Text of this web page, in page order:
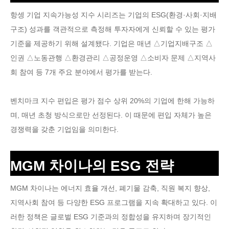
항셍 기업 지속가능성 지수 시리즈는 기업의 ESG(환경·사회·지배
구조) 성과를 객관적으로 측정해 투자자에게 신뢰할 수 있는 평가
기준을 제공하기 위해 설계됐다. 기업은 매년 △기업지배구조 △
인권 △노동관행 △환경관리 △공정운영 △소비자 문제 △지역사
회 참여 등 7개 주요 분야에서 평가를 받는다.
벤치마크 지수 편입은 평가 점수 상위 20%의 기업에 한해 가능하
며, 매년 초청 방식으로만 선정된다. 이 때문에 편입 자체가 높은
경쟁력을 갖춘 기업임을 의미한다.
MGM 차이나의 ESG 전략
MGM 차이나는 에너지 효율 개선, 폐기물 감축, 직원 복지 향상,
지역사회 참여 등 다양한 ESG 프로그램을 지속 확대하고 있다. 이
러한 정책은 글로벌 ESG 기준과의 정합성을 유지하며 장기적인